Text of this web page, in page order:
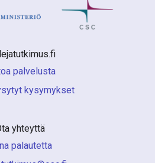
palvelusta
kysymykset
yhteyttä
palautetta